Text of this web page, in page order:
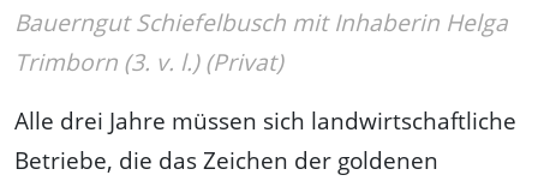
Bauerngut Schiefelbusch mit Inhaberin Helga
Trimborn (3. v. l.) (Privat)
Alle drei Jahre müssen sich landwirtschaftliche
Betriebe, die das Zeichen der goldenen